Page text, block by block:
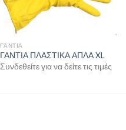
ΓΆΝΤΙΑ
ΓΑΝΤΙΑ ΠΛΑΣΤΙΚΑ ΑΠΛΑ XL
Συνδεθείτε για να δείτε τις τιμές